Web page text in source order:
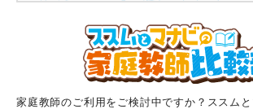
家庭教師のご利用をご検討中ですか？ススム